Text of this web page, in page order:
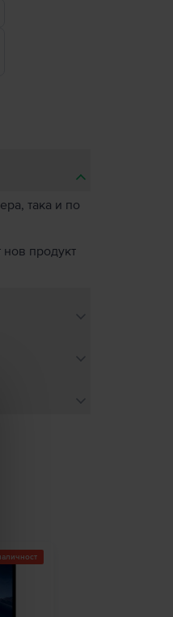
така и по
нов продукт